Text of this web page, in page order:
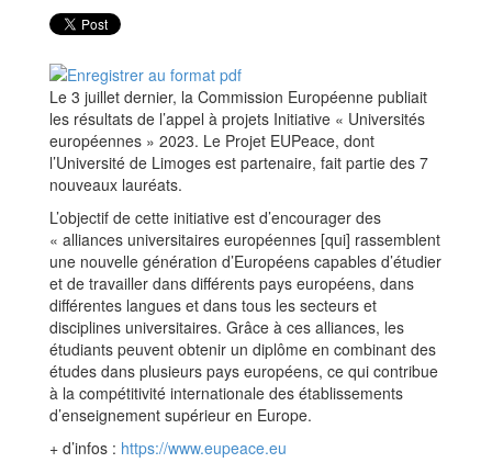
Le 3 juillet dernier, la Commission Européenne publiait
les résultats de l’appel à projets Initiative « Universités
européennes » 2023. Le Projet EUPeace, dont
l’Université de Limoges est partenaire, fait partie des 7
nouveaux lauréats.
L’objectif de cette initiative est d’encourager des
« alliances universitaires européennes [qui] rassemblent
une nouvelle génération d’Européens capables d’étudier
et de travailler dans différents pays européens, dans
différentes langues et dans tous les secteurs et
disciplines universitaires. Grâce à ces alliances, les
étudiants peuvent obtenir un diplôme en combinant des
études dans plusieurs pays européens, ce qui contribue
à la compétitivité internationale des établissements
d’enseignement supérieur en Europe.
+ d’infos : https://www.eupeace.eu